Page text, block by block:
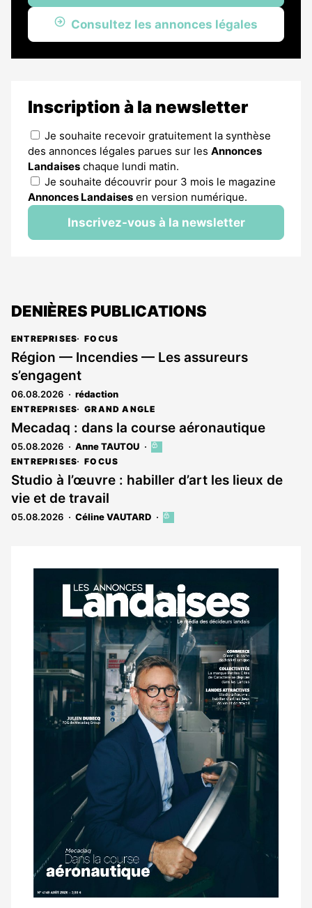
Consultez les annonces légales
Inscription à la newsletter
Je souhaite recevoir gratuitement la synthèse
des annonces légales parues sur les Annonces
Landaises chaque lundi matin.
Je souhaite découvrir pour 3 mois le magazine
Annonces Landaises en version numérique.
Inscrivez-vous à la newsletter
DENIÈRES PUBLICATIONS
ENTREPRISES FOCUS
Région — Incendies — Les assureurs
s’engagent
06.08.2026 rédaction
ENTREPRISES GRAND ANGLE
Mecadaq : dans la course aéronautique
05.08.2026 Anne TAUTOU
Cet
est
réservé
abonnés
ENTREPRISES FOCUS
Studio à l’œuvre : habiller d’art les lieux de
vie et de travail
05.08.2026 Céline VAUTARD
Cet
aux
abonnés
Notre
dernier
magazine